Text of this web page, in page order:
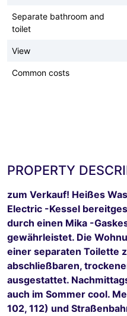
Separate bathroom and
toilet
View
Common costs
PROPERTY
zum Verkauf! Heißes
Electric -Kessel
durch einen Mika -
gewährleistet. Die
einer separaten Toilette
abschließbaren,
ausgestattet.
auch im Sommer cool.
102, 112) und